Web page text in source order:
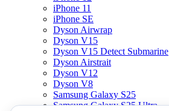
iPhone 11
iPhone SE
Dyson Airwrap
Dyson V15
Dyson V15 Detect Submarine
Dyson Airstrait
Dyson V12
Dyson V8
Samsung Galaxy S25
Samsung Galaxy S25 Ultra